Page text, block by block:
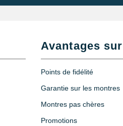
Avantages
Points de fidélité
Garantie sur les montres
Montres pas chères
Promotions